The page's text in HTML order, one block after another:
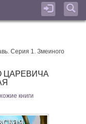
Серия 1. Змеиного
ЦАРЕВИЧА
книги